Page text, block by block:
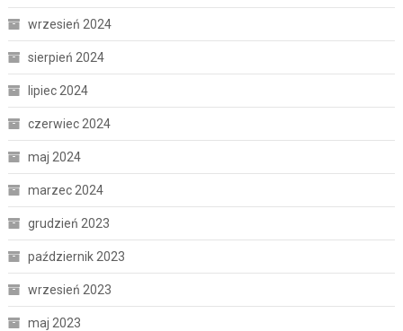
wrzesień 2024
sierpień 2024
lipiec 2024
czerwiec 2024
maj 2024
marzec 2024
grudzień 2023
październik 2023
wrzesień 2023
maj 2023